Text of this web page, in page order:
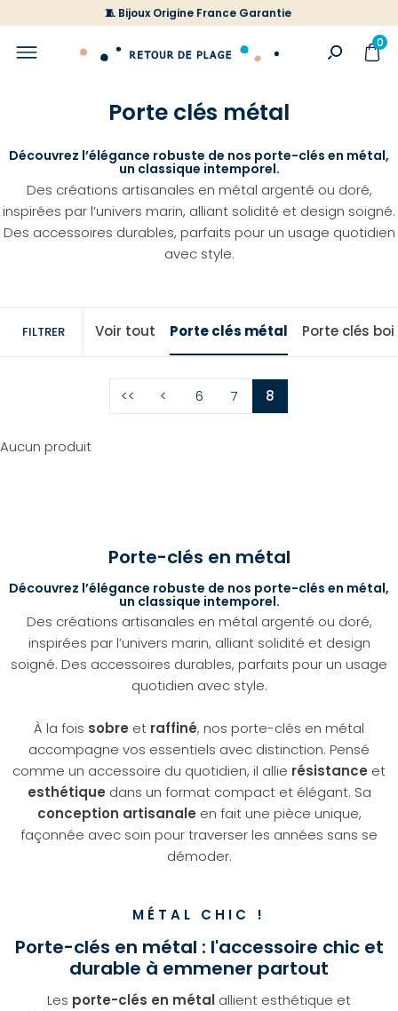
🧵 Bijoux Origine France Garantie
0
Porte clés métal
Découvrez l’élégance robuste de nos porte-clés en métal,
un classique intemporel.
Des créations artisanales en métal argenté ou doré,
inspirées par l’univers marin, alliant solidité et design soigné.
Des accessoires durables, parfaits pour un usage quotidien
avec style.
FILTRER Voir tout Porte clés métal Porte clés
<< < 6 7 8
Aucun produit
Porte-clés en métal
Découvrez l’élégance robuste de nos porte-clés en métal,
un classique intemporel.
Des créations artisanales en métal argenté ou doré,
inspirées par l’univers marin, alliant solidité et design
soigné. Des accessoires durables, parfaits pour un usage
quotidien avec style.
À la fois sobre et raffiné, nos porte-clés en métal
accompagne vos essentiels avec distinction. Pensé
comme un accessoire du quotidien, il allie résistance et
esthétique dans un format compact et élégant. Sa
conception artisanale en fait une pièce unique,
façonnée avec soin pour traverser les années sans se
démoder.
MÉTAL CHIC !
Porte-clés en métal : l'accessoire chic et
durable à emmener partout
Les porte-clés en métal allient esthétique et